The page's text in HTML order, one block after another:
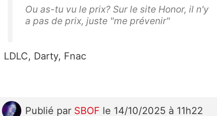
Ou as-tu vu le prix? Sur le site Honor, il n'y
a pas de prix, juste "me prévenir"
LDLC, Darty, Fnac
Publié par SBOF le 14/10/2025 à 11h22